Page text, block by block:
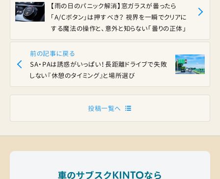
前の記事に戻る
SA・PAは誘惑がいっぱい！長距離ドライブで失敗
しない『休憩のタイミング』と場所選び
【雨の日のパニック解消】窓ガラスが曇ったら
「A/Cボタン」は押すべき？ 視界を一瞬でクリアに
する魔法の操作と、意外と知らない「曇りの正体」
投稿一覧へ